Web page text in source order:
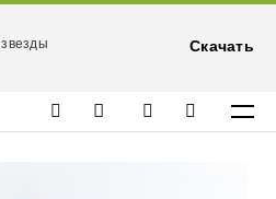
Скачать